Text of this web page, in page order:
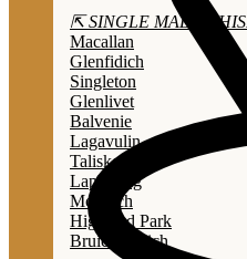
⇱ SINGLE MALT
Macallan
Glenfidich
Singleton
Glenlivet
Balvenie
Lagavulin
Talisker
Laphroaig
Mortlach
Highland Park
Bruichladdich